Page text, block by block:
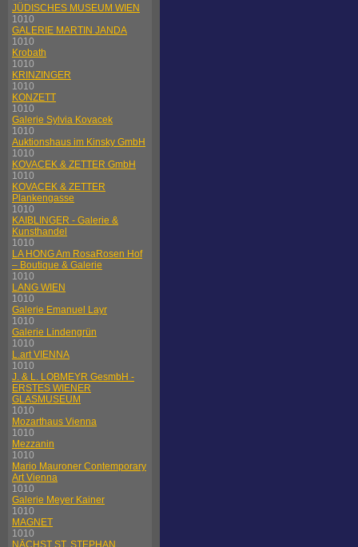
JÜDISCHES MUSEUM WIEN
1010
GALERIE MARTIN JANDA
1010
Krobath
1010
KRINZINGER
1010
KONZETT
1010
Galerie Sylvia Kovacek
1010
Auktionshaus im Kinsky GmbH
1010
KOVACEK & ZETTER GmbH
1010
KOVACEK & ZETTER
Plankengasse
1010
KAIBLINGER - Galerie &
Kunsthandel
1010
LA HONG Am RosaRosen Hof
– Boutique & Galerie
1010
LANG WIEN
1010
Galerie Emanuel Layr
1010
Galerie Lindengrün
1010
L.art VIENNA
1010
J. & L. LOBMEYR GesmbH -
ERSTES WIENER
GLASMUSEUM
1010
Mozarthaus Vienna
1010
Mezzanin
1010
Mario Mauroner Contemporary
Art Vienna
1010
Galerie Meyer Kainer
1010
MAGNET
1010
NÄCHST ST. STEPHAN